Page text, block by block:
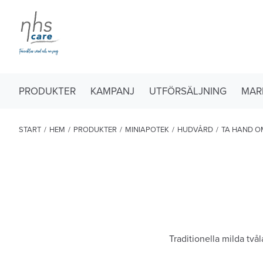
PRODUKTER KAMPANJ UTFÖRSÄLJNING
START / HEM / PRODUKTER / MINIAPOTEK / HUDVÅRD / TA HAND
Traditionella milda